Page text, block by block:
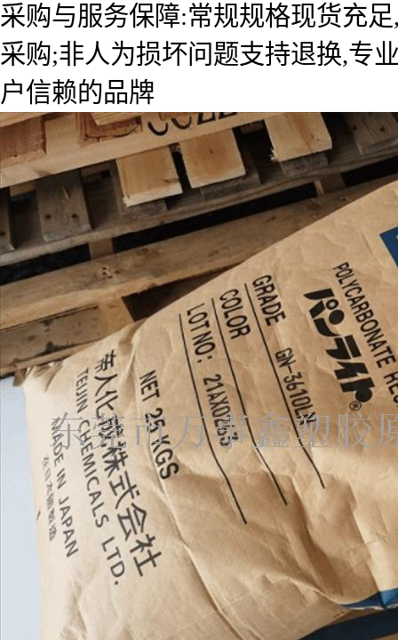
采购与服务保障:常规规格现货充
采购;非人为损坏问题支持退换,专
户信赖的品牌